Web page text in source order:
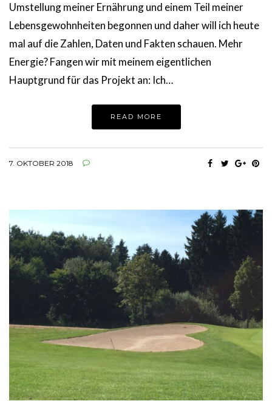
Umstellung meiner Ernährung und einem Teil meiner
Lebensgewohnheiten begonnen und daher will ich heute
mal auf die Zahlen, Daten und Fakten schauen. Mehr
Energie? Fangen wir mit meinem eigentlichen
Hauptgrund für das Projekt an: Ich…
READ MORE
7. OKTOBER 2018